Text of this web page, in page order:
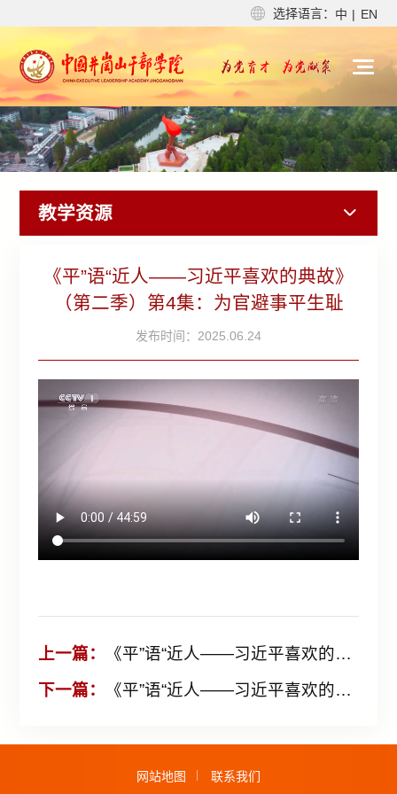
选择语言： 中 | EN
教学资源
《平”语“近人——习近平喜欢的典故》
（第二季）第4集：为官避事平生耻
发布时间：2025.06.24
上一篇：
《平”语“近人——习近平喜欢的典故》（第二季）第3集：留取丹心照汗青
下一篇：
《平”语“近人——习近平喜欢的典故》（第二季）第5集：愿得此身长报国
网站地图 联系我们